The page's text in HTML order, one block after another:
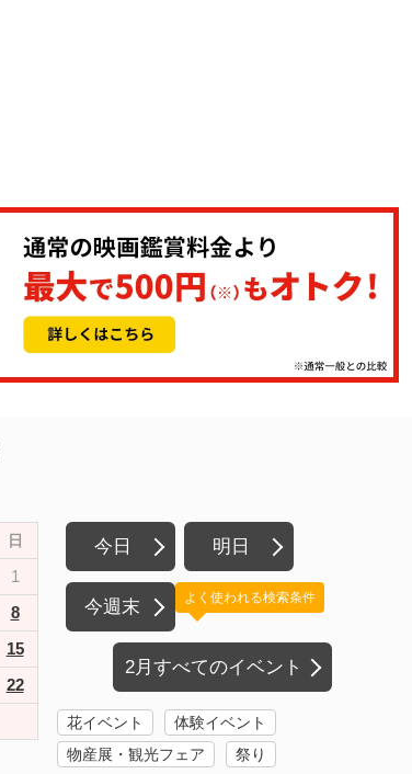
日
1
8
15
22
今日 明日
今週末
2月すべてのイベント
よく使われる検索条件
花イベント
体験イベント
物産展・観光フェア
祭り